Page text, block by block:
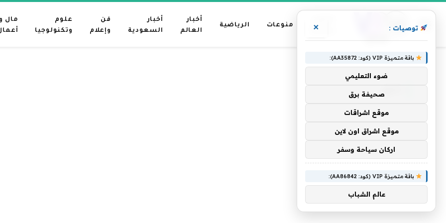
رئيسية
منوعات الرياضية
أخبار
العالم
أخبار
السعودية
فن
وإعلام
علوم
وتكنولوجيا
مال و
الرئيسية » دادي
توصيات : ×
باقة متميزة VIP (كود: AA35872):
ضوء التعليمي
صحيفة برق
موقع اشراقات
موقع اشراق اون لاين
اركان سياحة وسفر
باقة متميزة VIP (كود: AA86842):
عالم الشباب